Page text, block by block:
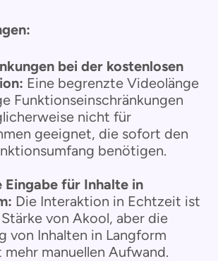
bei der kostenlosen
Eine begrenzte Videolänge
Funktionseinschränkungen
nicht für
geeignet, die sofort den
benötigen.
Eingabe für Inhalte in
Die Interaktion in Echtzeit ist
von Akool, aber die
von Inhalten in Langform
manuellen Aufwand.